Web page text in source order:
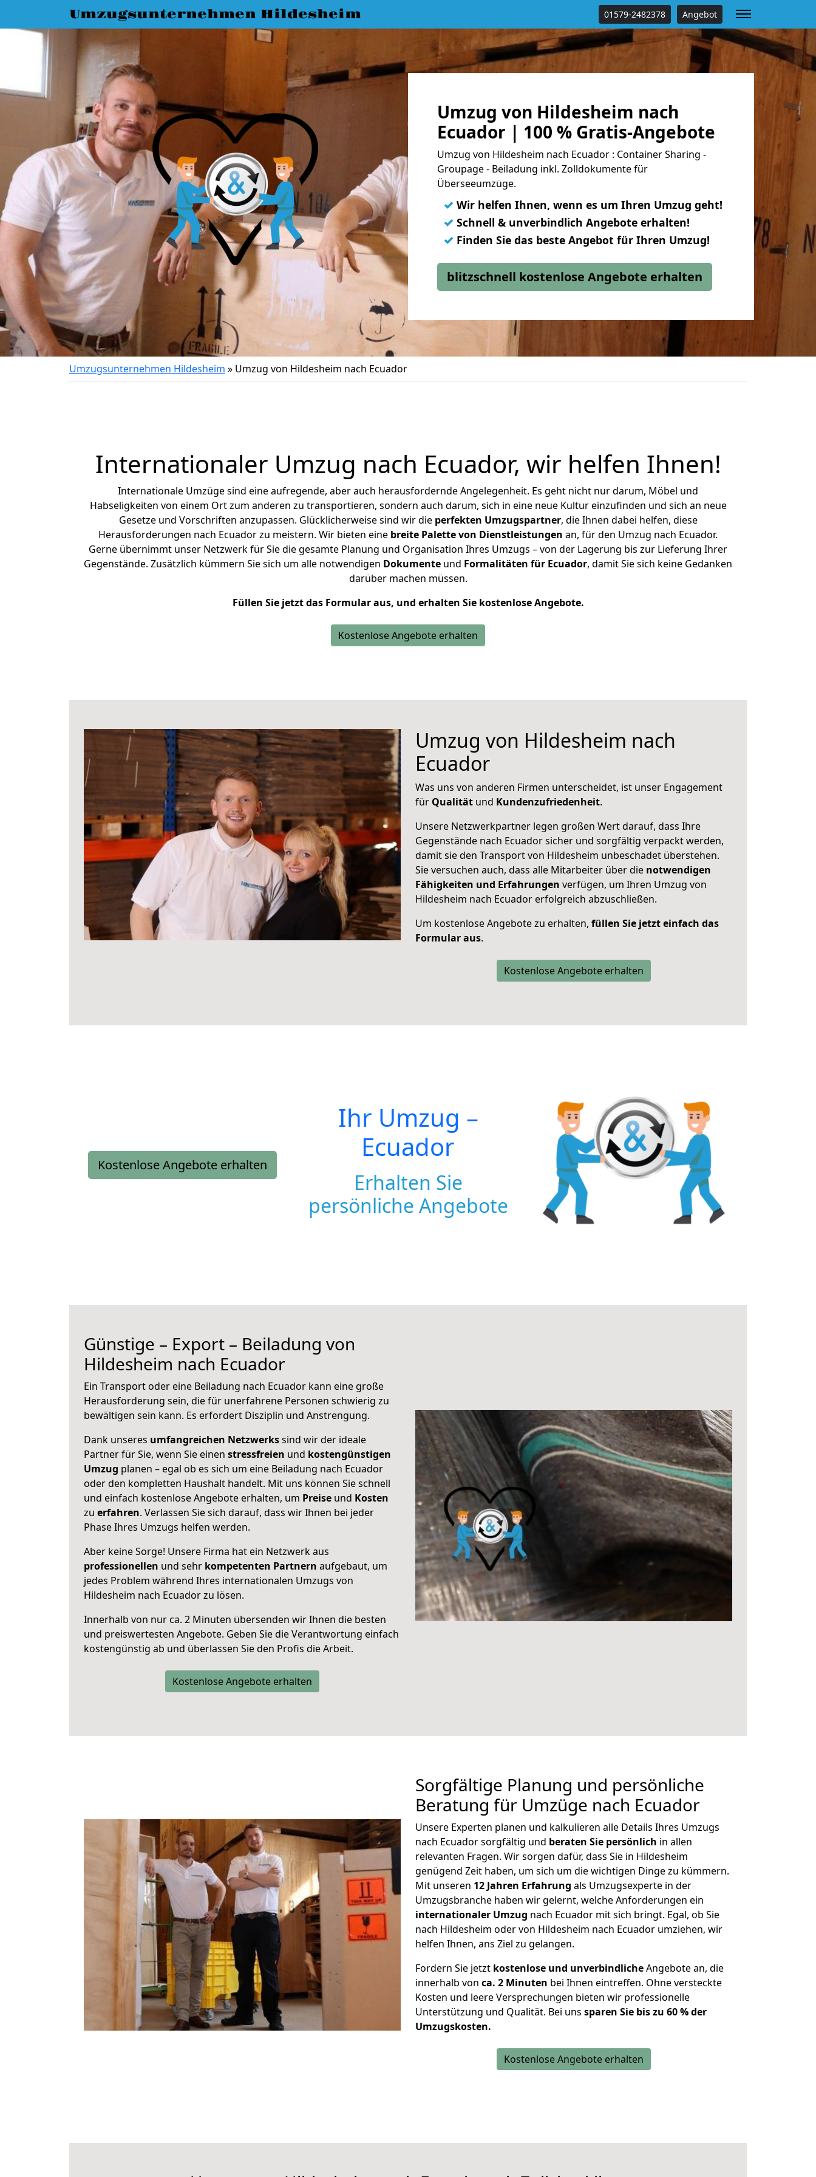
Umzugsunternehmen Hildesheim 01579-2482378 Angebot
Umzug von Hildesheim nach
Ecuador | 100 % Gratis-Angebote
Umzug von Hildesheim nach Ecuador : Container Sharing -
Groupage - Beiladung inkl. Zolldokumente für
Überseeumzüge.
✓ Wir helfen Ihnen, wenn es um Ihren Umzug geht!
✓ Schnell & unverbindlich Angebote erhalten!
✓ Finden Sie das beste Angebot für Ihren Umzug!
blitzschnell kostenlose Angebote erhalten
Umzugsunternehmen Hildesheim » Umzug von Hildesheim nach Ecuador
Internationaler Umzug nach Ecuador, wir helfen Ihnen!
Internationale Umzüge sind eine aufregende, aber auch herausfordernde Angelegenheit. Es geht nicht nur darum, Möbel und
Habseligkeiten von einem Ort zum anderen zu transportieren, sondern auch darum, sich in eine neue Kultur einzufinden und sich an neue
Gesetze und Vorschriften anzupassen. Glücklicherweise sind wir die perfekten Umzugspartner, die Ihnen dabei helfen, diese
Herausforderungen nach Ecuador zu meistern. Wir bieten eine breite Palette von Dienstleistungen an, für den Umzug nach Ecuador.
Gerne übernimmt unser Netzwerk für Sie die gesamte Planung und Organisation Ihres Umzugs – von der Lagerung bis zur Lieferung Ihrer
Gegenstände. Zusätzlich kümmern Sie sich um alle notwendigen Dokumente und Formalitäten für Ecuador, damit Sie sich keine Gedanken
darüber machen müssen.
Füllen Sie jetzt das Formular aus, und erhalten Sie kostenlose Angebote.
Kostenlose Angebote erhalten
Umzug von Hildesheim nach
Ecuador
Was uns von anderen Firmen unterscheidet, ist unser Engagement
für Qualität und Kundenzufriedenheit.
Unsere Netzwerkpartner legen großen Wert darauf, dass Ihre
Gegenstände nach Ecuador sicher und sorgfältig verpackt werden,
damit sie den Transport von Hildesheim unbeschadet überstehen.
Sie versuchen auch, dass alle Mitarbeiter über die notwendigen
Fähigkeiten und Erfahrungen verfügen, um Ihren Umzug von
Hildesheim nach Ecuador erfolgreich abzuschließen.
Um kostenlose Angebote zu erhalten, füllen Sie jetzt einfach das
Formular aus.
Kostenlose Angebote erhalten
Kostenlose Angebote erhalten
Ihr Umzug –
Ecuador
Erhalten Sie
persönliche Angebote
Günstige – Export – Beiladung von
Hildesheim nach Ecuador
Ein Transport oder eine Beiladung nach Ecuador kann eine große
Herausforderung sein, die für unerfahrene Personen schwierig zu
bewältigen sein kann. Es erfordert Disziplin und Anstrengung.
Dank unseres umfangreichen Netzwerkssind wir der ideale
Partner für Sie, wenn Sie einen stressfreien und kostengünstigen
Umzug planen – egal ob es sich um eine Beiladung nach Ecuador
oder den kompletten Haushalt handelt. Mit uns können Sie schnell
und einfach kostenlose Angebote erhalten, um Preise und Kosten
zu erfahren. Verlassen Sie sich darauf, dass wir Ihnen bei jeder
Phase Ihres Umzugs helfen werden.
Aber keine Sorge! Unsere Firma hat ein Netzwerk aus
professionellen und sehr kompetenten Partnern aufgebaut, um
jedes Problem während Ihres internationalen Umzugs von
Hildesheim nach Ecuador zu lösen.
Innerhalb von nur ca. 2 Minuten übersenden wir Ihnen die besten
und preiswertesten Angebote. Geben Sie die Verantwortung einfach
kostengünstig ab und überlassen Sie den Profis die Arbeit.
Kostenlose Angebote erhalten
Sorgfältige Planung und persönliche
Beratung für Umzüge nach Ecuador
Unsere Experten planen und kalkulieren alle Details Ihres Umzugs
nach Ecuador sorgfältig und beraten Sie persönlich in allen
relevanten Fragen. Wir sorgen dafür, dass Sie in Hildesheim
genügend Zeit haben, um sich um die wichtigen Dinge zu kümmern.
Mit unseren 12 Jahren Erfahrung als Umzugsexperte in der
Umzugsbranche haben wir gelernt, welche Anforderungen ein
internationaler Umzug nach Ecuador mit sich bringt. Egal, ob Sie
nach Hildesheim oder von Hildesheim nach Ecuador umziehen, wir
helfen Ihnen, ans Ziel zu gelangen.
Fordern Sie jetzt kostenlose und unverbindlicheAngebote an, die
innerhalb von ca. 2 Minuten bei Ihnen eintreffen. Ohne versteckte
Kosten und leere Versprechungen bieten wir professionelle
Unterstützung und Qualität. Bei uns sparen Sie bis zu 60 % der
Umzugskosten.
Kostenlose Angebote erhalten